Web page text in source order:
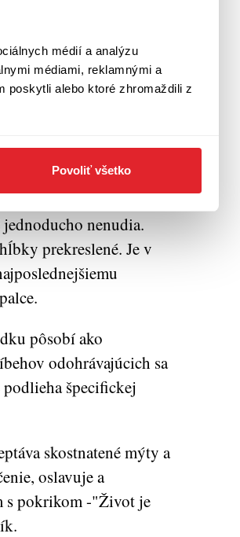
médií a analýzu
médiami, reklamnými a
poskytli alebo ktoré zhromaždili z
Povoliť všetko
trocha naivné.
v stanovených
pán len dokola
nahráva aj väčšia než
veľmi pohlcujúce a
náročné,
(stále ešte)
nenudia.
prekreslené. Je v
pôsobí ako
odohrávajúcich sa
špecifickej
skostnatené mýty a
oslavuje a
s pokrikom -"Život je